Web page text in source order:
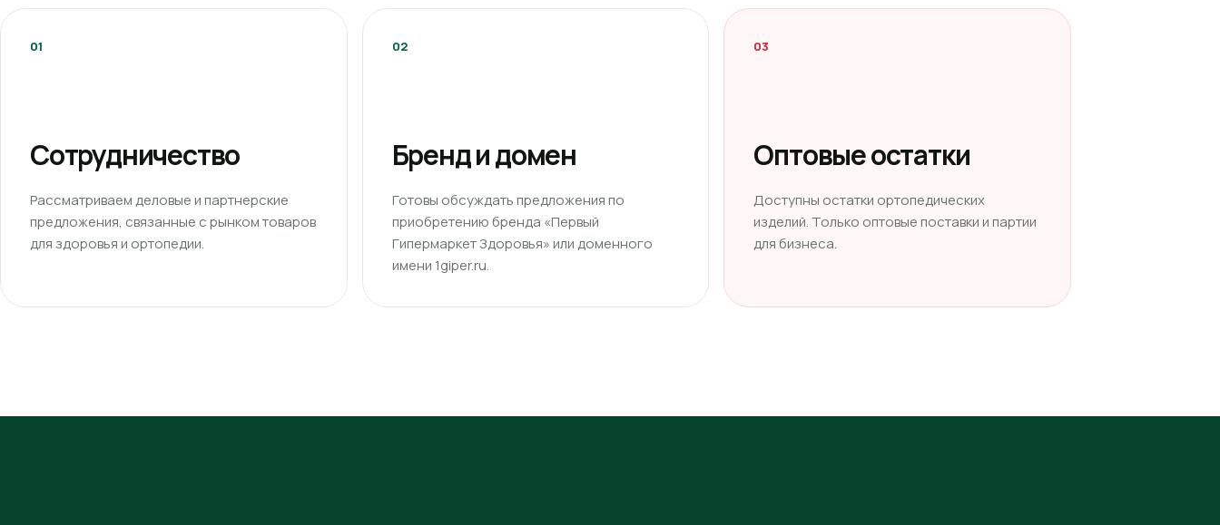
01
Сотрудничество
Рассматриваем деловые и партнерские
предложения, связанные с рынком товаров
для здоровья и ортопедии.
02
Бренд и домен
Готовы обсуждать предложения по
приобретению бренда «Первый
Гипермаркет Здоровья» или доменного
имени 1giper.ru.
03
Оптовые остатки
Доступны остатки ортопедических
изделий. Только оптовые поставки и партии
для бизнеса.